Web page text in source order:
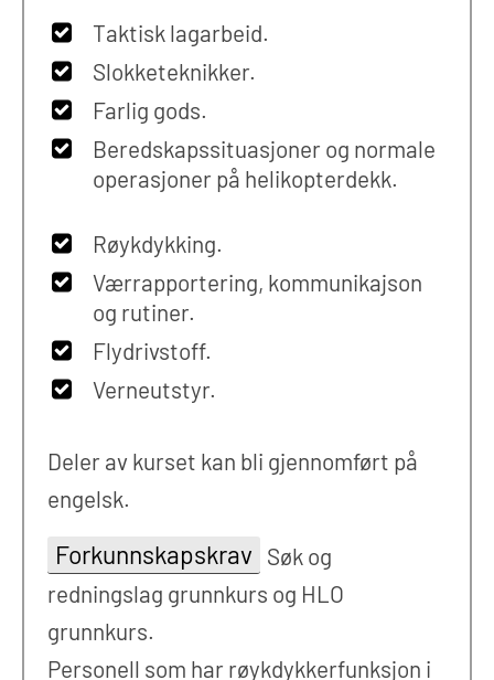
Taktisk lagarbeid.
Slokketeknikker.
Farlig gods.
Beredskapssituasjoner og normale
operasjoner på helikopterdekk.
Røykdykking.
Værrapportering, kommunikajson
og rutiner.
Flydrivstoff.
Verneutstyr.
Deler av kurset kan bli gjennomført på
engelsk.
Forkunnskapskrav Søk og
redningslag grunnkurs og HLO
grunnkurs.
Personell som har røykdykkerfunksjon i